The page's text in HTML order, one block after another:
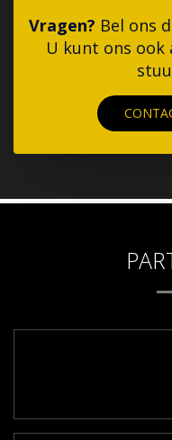
Vragen? Bel ons
U kunt ons ook